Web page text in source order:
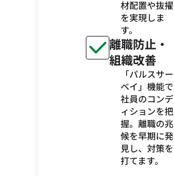
材配置や抜擢
を実現しま
す。
離職防止・
組織改善
「パルスサー
ベイ」機能で
社員のコンデ
ィションを把
握。離職の兆
候を早期に発
見し、対策を
打てます。